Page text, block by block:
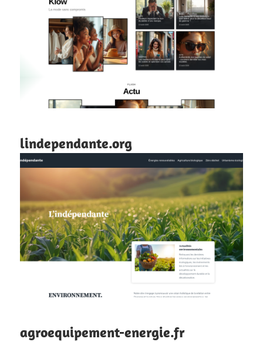
lindependante.org
agroequipement-energie.fr